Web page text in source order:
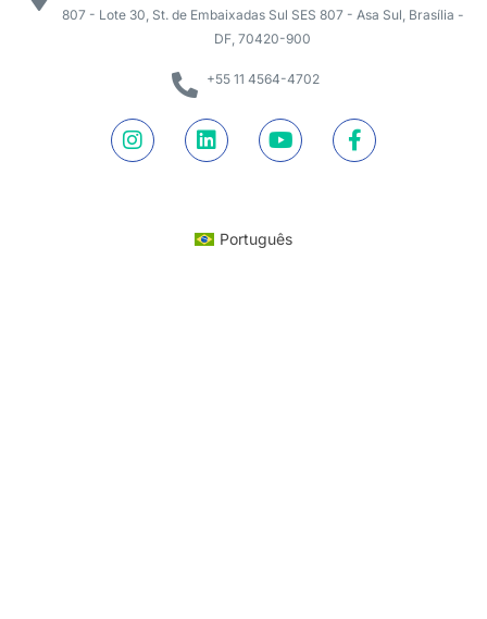
807 - Lote 30, St. de Embaixadas Sul SES 807 - Asa Sul, Brasília -
DF, 70420-900
+55 11 4564-4702
Português